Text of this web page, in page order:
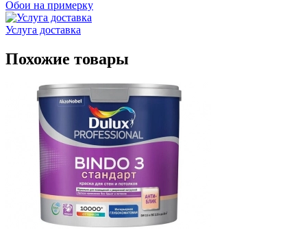
Обои на примерку
Услуга доставка
Похожие товары